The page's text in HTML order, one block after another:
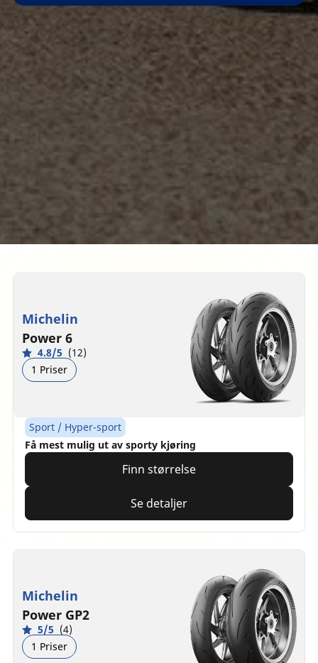
Michelin
Power 6
4.8/5 (12)
1 Priser
Sport / Hyper-sport
Få mest mulig ut av sporty kjøring
Finn størrelse
Se detaljer
Michelin
Power GP2
5/5 (4)
1 Priser